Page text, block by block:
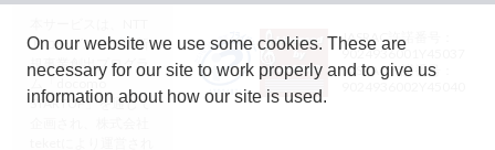
ドコモグループの新
規事業創出プログラ
ム「docomo
STARTUP」を通じて
JASRAC許諾番号：
9024936001Y45037
JASRAC許諾番号：
On our website we use some cookies. These are
necessary for our site to work properly and to give us
information about how our site is used.